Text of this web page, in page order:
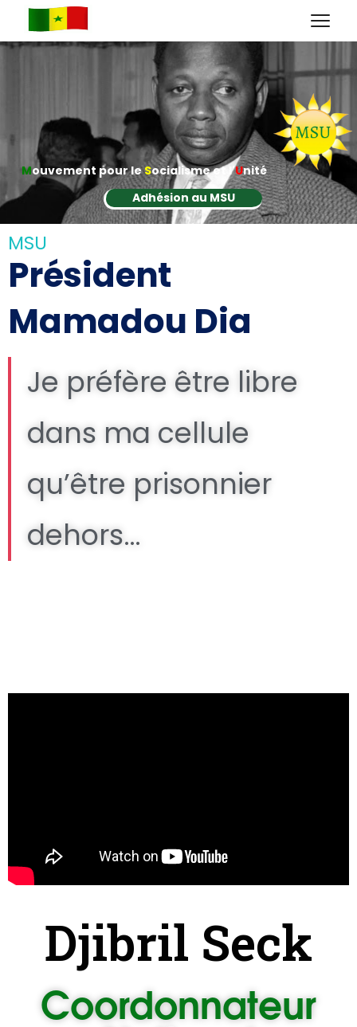
Mouvement pour leSocialisme et l'Unité
Adhésion au MSU
MSU
Président
Mamadou Dia
Je préfère être libre
dans ma cellule
qu’être prisonnier
dehors…
Djibril Seck
Coordonnateur